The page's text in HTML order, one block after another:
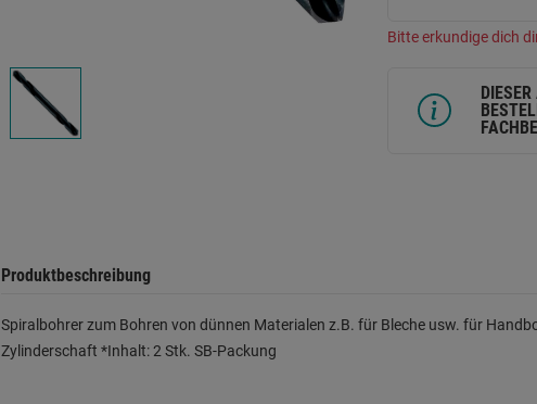
Bitte erkundige dich
Produktbeschreibung
Spiralbohrer zum Bohren von dünnen Materialen z.B. für Bleche usw. für
Zylinderschaft *Inhalt: 2 Stk. SB-Packung